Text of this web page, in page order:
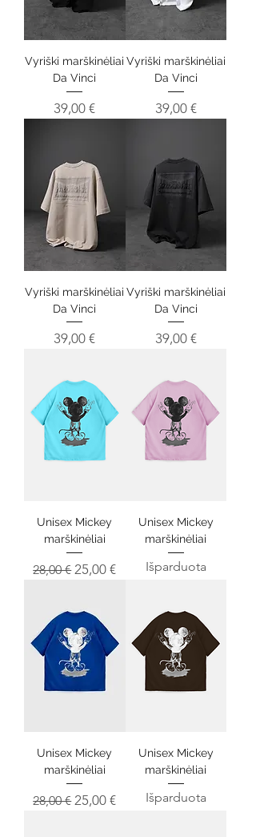
Vyriški marškinėliai
Da Vinci
Kaina
39,00 €
Vyriški marškinėliai
Da Vinci
Kaina
39,00 €
Vyriški marškinėliai
Da Vinci
Kaina
39,00 €
Vyriški marškinėliai
Da Vinci
Kaina
39,00 €
Unisex Mickey
marškinėliai
Įprastinė kaina
28,00 € Pardavimo kaina
25,00 €
Unisex Mickey
marškinėliai
Išparduota
Unisex Mickey
marškinėliai
Įprastinė kaina
28,00 € Pardavimo kaina
25,00 €
Unisex Mickey
marškinėliai
Išparduota